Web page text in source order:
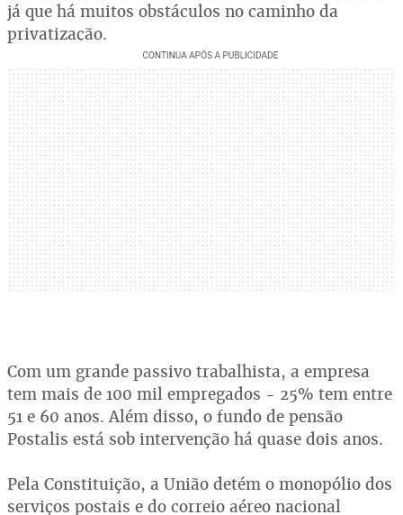
já que há muitos obstáculos no caminho da
privatização.
Com um grande passivo trabalhista, a empresa
tem mais de 100 mil empregados - 25% tem entre
51 e 60 anos. Além disso, o fundo de pensão
Postalis está sob intervenção há quase dois anos.
Pela Constituição, a União detém o monopólio dos
serviços postais e do correio aéreo nacional